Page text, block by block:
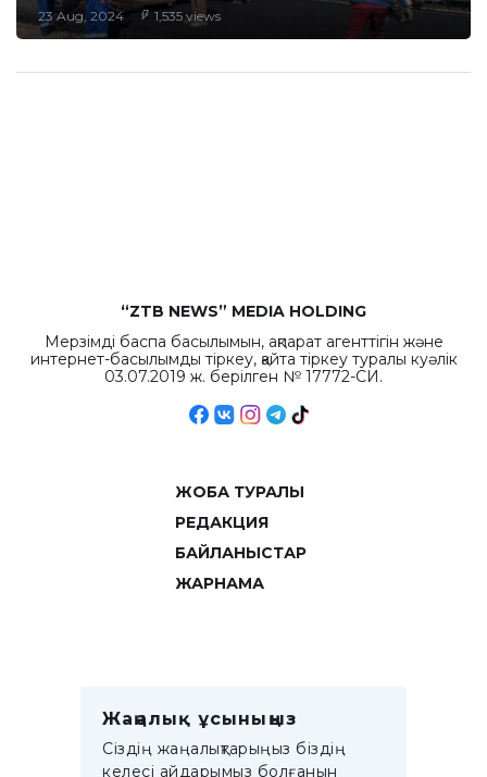
23 Aug, 2024 1,535 views
“ZTB NEWS” MEDIA HOLDING
Мерзімді баспа басылымын, ақпарат агенттігін және
интернет-басылымды тіркеу, қайта тіркеу туралы куәлік
03.07.2019 ж. берілген № 17772-СИ.
ЖОБА ТУРАЛЫ
РЕДАКЦИЯ
БАЙЛАНЫСТАР
ЖАРНАМА
Жаңалық ұсыныңыз
Сіздің жаңалықтарыңыз біздің
келесі айдарымыз болғанын